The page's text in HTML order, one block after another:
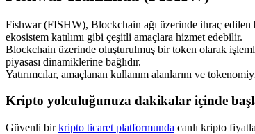
Fishwar (FISHW), Blockchain ağı üzerinde ihraç edilen
ekosistem katılımı gibi çeşitli amaçlara hizmet edebilir.
Blockchain üzerinde oluşturulmuş bir token olarak
piyasası dinamiklerine bağlıdır.
Yatırımcılar, amaçlanan kullanım alanlarını ve
Kripto yolculuğunuza dakikalar içinde
Güvenli birkripto ticaret platformunda canlı kripto